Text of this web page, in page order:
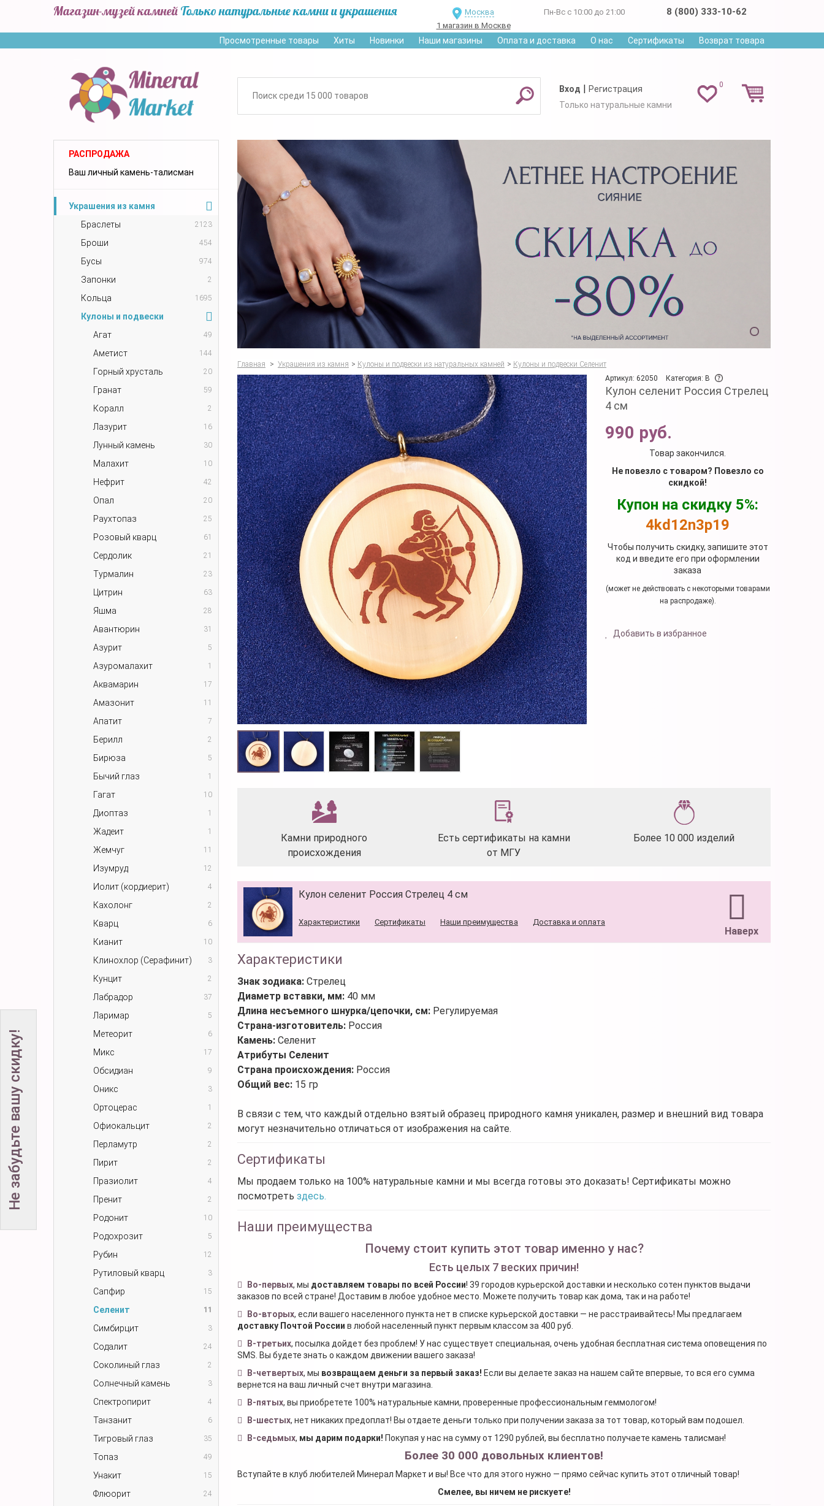
Магазин-музей камней Только натуральные камни и украшения
Москва
1 магазин в Москве
Пн-Вс с 10:00 до 21:00 8 (800) 333-10-62
Просмотренные товары Хиты Новинки Наши магазины Оплата и доставка О нас Сертификаты Возврат товара
0
Вход | Регистрация
Только натуральные камни
РАСПРОДАЖА
Ваш личный камень-талисман
Украшения из камня
Браслеты
2123
Броши 454
Бусы 974
Запонки 2
Кольца 1695
Кулоны и подвески
Агат
49
Аметист 144
Горный хрусталь 20
Гранат 59
Коралл 2
Лазурит 16
Лунный камень 30
Малахит 10
Нефрит 42
Опал 20
Раухтопаз 25
Розовый кварц 61
Сердолик 21
Турмалин 23
Цитрин 63
Яшма 28
Авантюрин 31
Азурит 5
Азуромалахит 1
Аквамарин 17
Амазонит 11
Апатит 7
Берилл 2
Бирюза 5
Бычий глаз 1
Гагат 10
Диоптаз 1
Жадеит 1
Жемчуг 11
Изумруд 12
Иолит (кордиерит) 4
Кахолонг 2
Кварц 6
Кианит 10
Клинохлор (Серафинит) 3
Кунцит 2
Лабрадор 37
Ларимар 5
Метеорит 6
Микс 17
Обсидиан 9
Оникс 3
Ортоцерас 1
Офиокальцит 2
Перламутр 2
Пирит 2
Празиолит 4
Пренит 2
Родонит 10
Родохрозит 5
Рубин 12
Рутиловый кварц 3
Сапфир 15
Селенит 11
Симбирцит 3
Содалит 24
Соколиный глаз 2
Солнечный камень 3
Спектропирит 4
Танзанит 6
Тигровый глаз 35
Топаз 49
Унакит 15
Флюорит 24
Главная > Украшения из камня > Кулоны и подвески из натуральных камней > Кулоны и подвески Селенит
Артикул: 62050
Категория: B
Кулон селенит Россия Стрелец
4 см
990 руб.
Товар закончился.
Не повезло с товаром? Повезло со
скидкой!
Купон на скидку 5%:
4kd12n3p19
Чтобы получить скидку, запишите этот
код и введите его при оформлении
заказа
(может не действовать с некоторыми товарами
на распродаже).
Добавить в избранное
Камни природного
происхождения
Есть сертификаты на камни
от МГУ
Более 10 000 изделий
Кулон селенит Россия Стрелец 4 см
Наверх
Характеристики Сертификаты Наши преимущества Доставка и оплата
Характеристики
Знак зодиака: Стрелец
Диаметр вставки, мм: 40 мм
Длина несъемного шнурка/цепочки, см: Регулируемая
Страна-изготовитель: Россия
Камень: Селенит
Атрибуты Селенит
Страна происхождения: Россия
Общий вес: 15 гр
В связи с тем, что каждый отдельно взятый образец природного камня уникален, размер и внешний вид товара
могут незначительно отличаться от изображения на сайте.
Сертификаты
Мы продаем только на 100% натуральные камни и мы всегда готовы это доказать! Сертификаты можно
посмотреть здесь.
Наши преимущества
Почему стоит купить этот товар именно у нас?
Есть целых 7 веских причин!
Во-первых, мы доставляем товары по всей России! 39 городов курьерской доставки и несколько сотен пунктов выдачи
заказов по всей стране! Доставим в любое удобное место. Можете получить товар как дома, так и на работе!
Во-вторых, если вашего населенного пункта нет в списке курьерской доставки — не расстраивайтесь! Мы предлагаем
доставку Почтой России в любой населенный пункт первым классом за 400 руб.
В-третьих, посылка дойдет без проблем! У нас существует специальная, очень удобная бесплатная система оповещения по
SMS. Вы будете знать о каждом движении вашего заказа!
В-четвертых, мы возвращаем деньги за первый заказ! Если вы делаете заказ на нашем сайте впервые, то вся его сумма
вернется на ваш личный счет внутри магазина.
В-пятых, вы приобретете 100% натуральные камни, проверенные профессиональным геммологом!
В-шестых, нет никаких предоплат! Вы отдаете деньги только при получении заказа за тот товар, который вам подошел.
В-седьмых, мы дарим подарки! Покупая у нас на сумму от 1290 рублей, вы бесплатно получаете камень талисман!
Более 30 000 довольных клиентов!
Вступайте в клуб любителей Минерал Маркет и вы! Все что для этого нужно — прямо сейчас купить этот отличный товар!
Смелее, вы ничем не рискуете!
Не забудьте вашу скидку!